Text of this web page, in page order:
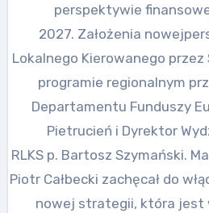
perspektywie
2027. Założenia
Lokalnego Kierowanego przez
programie regionalnym
Departamentu Funduszy
Pietrucień i Dyrektor
RLKS p. Bartosz Szymański.
Piotr Całbecki zachęcał do
nowej strategii, która jest